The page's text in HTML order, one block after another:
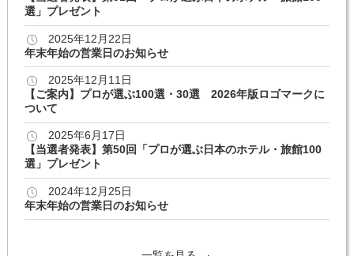
選」プレゼント
2025年12月22日
年末年始の営業日のお知らせ
2025年12月11日
【ご案内】プロが選ぶ100選・30選 2026年版ロゴマークに
ついて
2025年6月17日
【当選者発表】第50回「プロが選ぶ日本のホテル・旅館100
選」プレゼント
2024年12月25日
年末年始の営業日のお知らせ